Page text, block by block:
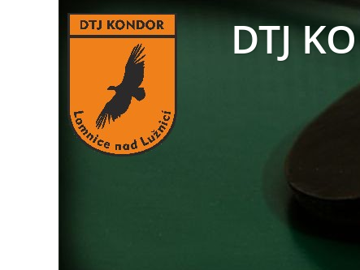
DTJ